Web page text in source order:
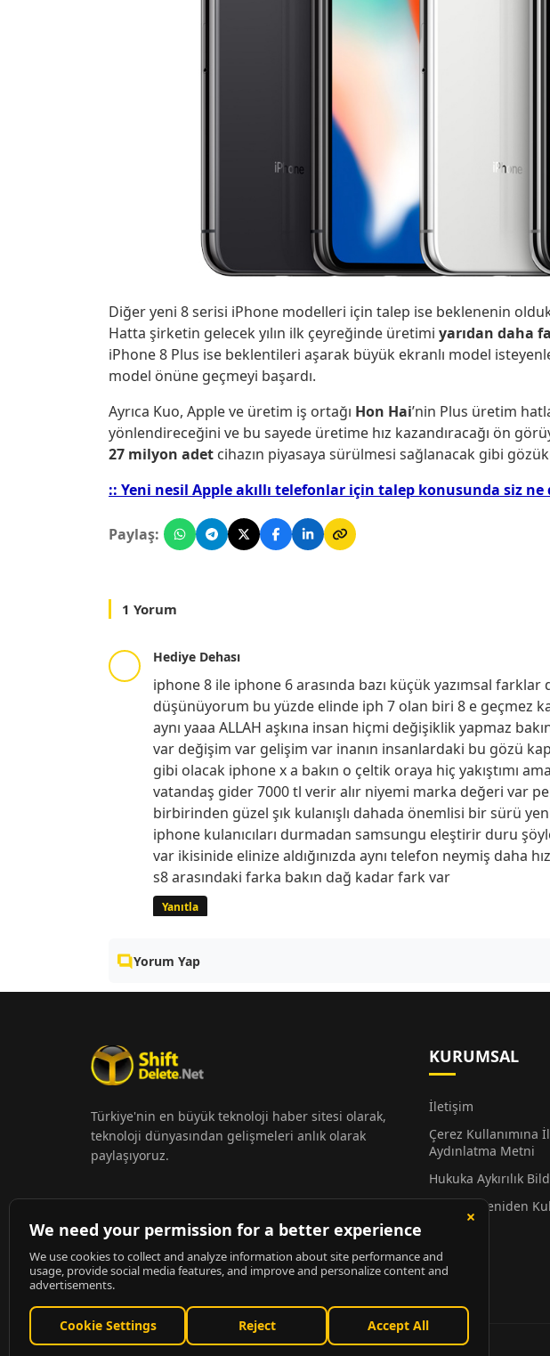
Diğer yeni 8 serisi iPhone modelleri için talep ise beklenenin
Hatta şirketin gelecek yılın ilk çeyreğinde üretimi yarıdan daha
iPhone 8 Plus ise beklentileri aşarak büyük ekranlı model
model önüne geçmeyi başardı.
Ayrıca Kuo, Apple ve üretim iş ortağı Hon Hai’nin Plus üretim
yönlendireceğini ve bu sayede üretime hız kazandıracağı ön
27 milyon adet cihazın piyasaya sürülmesi sağlanacak gibi
:: Yeni nesil Apple akıllı telefonlar için talep konusunda siz
Paylaş:
1 Yorum
Hediye Dehası
iphone 8 ile iphone 6 arasında bazı küçük yazımsal farklar
düşünüyorum bu yüzde elinde iph 7 olan biri 8 e geçmez
aynı yaaa ALLAH aşkına insan hiçmi değişiklik yapmaz
var değişim var gelişim var inanın insanlardaki bu gözü
gibi olacak iphone x a bakın o çeltik oraya hiç yakıştımı
vatandaş gider 7000 tl verir alır niyemi marka değeri var
birbirinden güzel şık kulanışlı dahada önemlisi bir sürü
iphone kulanıcıları durmadan samsungu eleştirir duru
var ikisinide elinize aldığınızda aynı telefon neymiş daha
s8 arasındaki farka bakın dağ kadar fark var
Yanıtla
Yorum Yap
Türkiye'nin en büyük teknoloji haber sitesi olarak,
teknoloji dünyasından gelişmeleri anlık olarak
paylaşıyoruz.
KURUMSAL
İletişim
Çerez Kullanımına
Aydınlatma Metni
Hukuka Aykırılık
Alıntı ve Yeniden
Hakkında
Künye